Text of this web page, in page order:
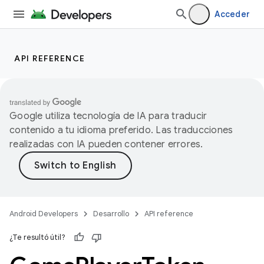
Acceder
API REFERENCE
Google utiliza tecnología de IA para traducir
contenido a tu idioma preferido. Las traducciones
realizadas con IA pueden contener errores.
Android Developers Desarrollo API reference
¿Te resultó útil?